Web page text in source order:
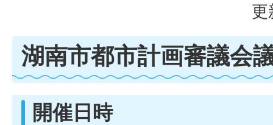
湖南市都市計画審議会
開催日時